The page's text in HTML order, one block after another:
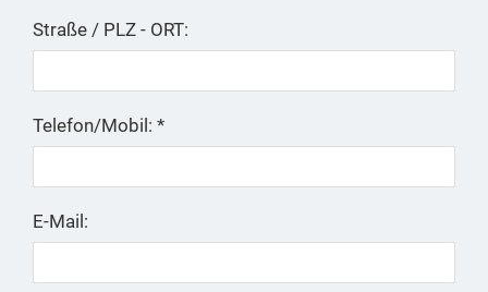
Straße / PLZ - ORT:
Telefon/Mobil: *
E-Mail: